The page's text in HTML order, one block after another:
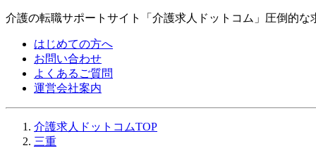
介護の転職サポートサイト「介護求人ドットコム」圧倒的
はじめての方へ
お問い合わせ
よくあるご質問
運営会社案内
介護求人ドットコムTOP
三重